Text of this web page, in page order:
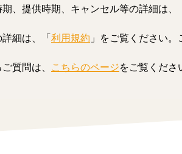
、提供時期、キャンセル等の詳細は、
細は、「 利用規約 」をご覧ください
質問は、
こちらのページをご覧くださ